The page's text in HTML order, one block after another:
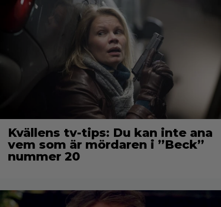
Kvällens tv-tips: Du kan inte ana
vem som är mördaren i ”Beck”
nummer 20